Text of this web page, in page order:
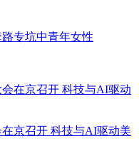
专坑中青年女性
京召开 科技与AI驱动美